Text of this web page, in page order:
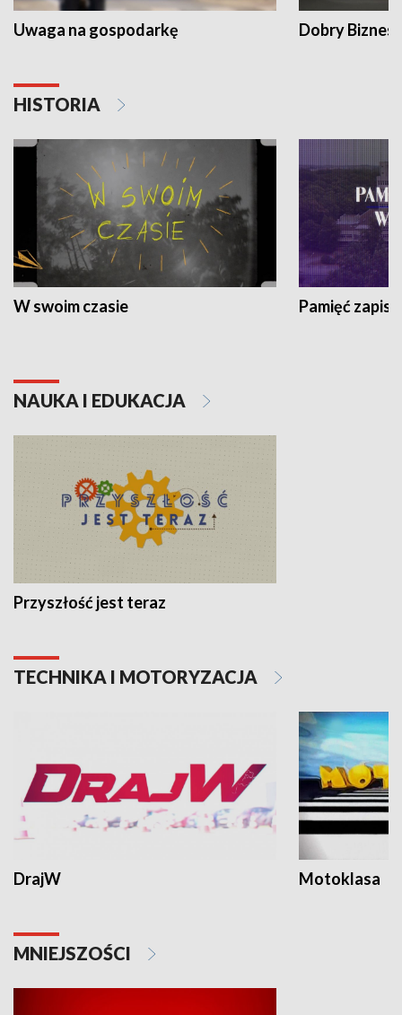
Uwaga na gospodarkę Dobry Biznes
HISTORIA
W swoim czasie Pamięć
NAUKA I EDUKACJA
Przyszłość jest teraz
TECHNIKA I MOTORYZACJA
DrajW Motoklasa
MNIEJSZOŚCI